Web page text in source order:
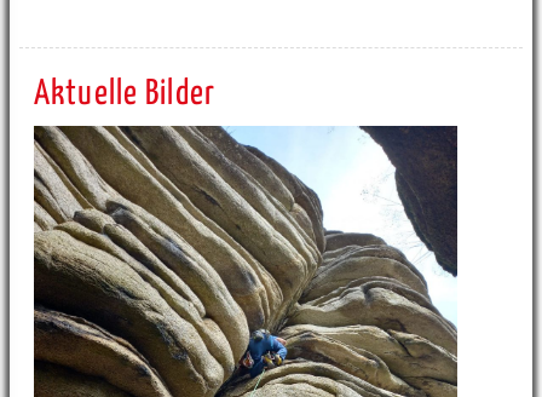
Aktuelle Bilder